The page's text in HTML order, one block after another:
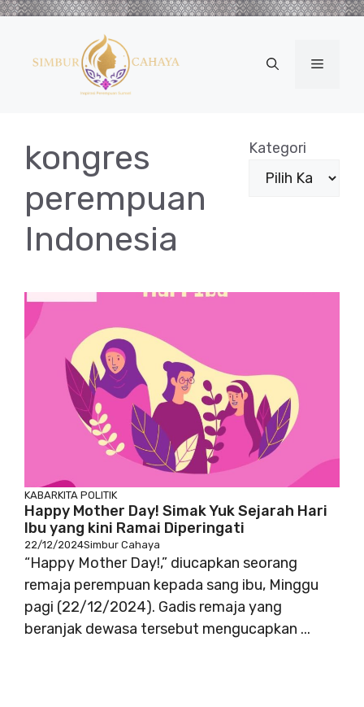
Langsung
Menu
kongres
perempuan
Indonesia
Kategori
KABARKITA POLITIK
Happy Mother Day! Simak Yuk Sejarah Hari
Ibu yang kini Ramai Diperingati
22/12/2024Simbur Cahaya
“Happy Mother Day!,” diucapkan seorang
remaja perempuan kepada sang ibu, Minggu
pagi (22/12/2024). Gadis remaja yang
beranjak dewasa tersebut mengucapkan ...